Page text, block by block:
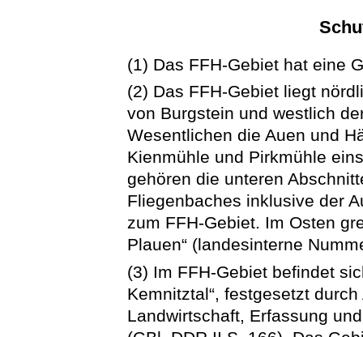
(1) Das FFH-Gebiet hat eine
(2) Das FFH-Gebiet liegt
von Burgstein und westlich
Wesentlichen die Auen und
Kienmühle und Pirkmühle
gehören die unteren
Fliegenbaches inklusive der
zum FFH-Gebiet. Im Osten
Plauen“ (landesinterne
(3) Im FFH-Gebiet befindet
Kemnitztal“, festgesetzt
Landwirtschaft, Erfassung